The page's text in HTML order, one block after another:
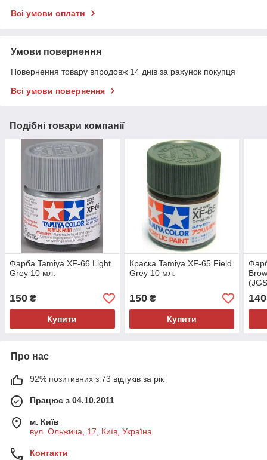
Всі умови оплати
Умови повернення
Повернення товару впродовж 14 днів за рахунок покупця
Всі умови повернення
Подібні товари компанії
Фарба Tamiya XF-66 Light
Grey 10 мл.
150 ₴
Купити
Краска Tamiya XF-65 Field
Grey 10 мл.
150₴
Купити
140
Про нас
92% позитивних з 73 відгуків за рік
Працює з 04.10.2011
м. Київ
вул. Ольжича, 17, Київ, Україна
Контакти